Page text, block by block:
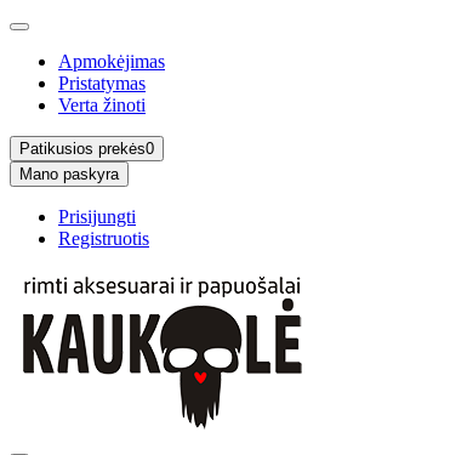
Apmokėjimas
Pristatymas
Verta žinoti
Patikusios prekės0
Mano paskyra
Prisijungti
Registruotis